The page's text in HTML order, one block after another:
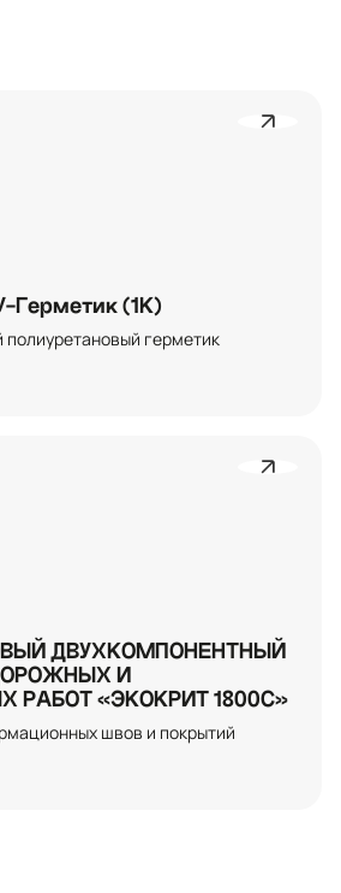
Герметик (1К)
герметик
ДВУХКОМПОНЕНТНЫЙ
И
РАБОТ «ЭКОКРИТ 1800С»
швов и покрытий